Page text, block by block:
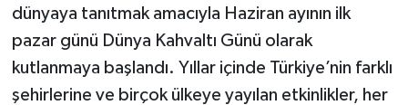
dünyaya tanıtmak amacıyla Haziran ayının ilk
pazar günü Dünya Kahvaltı Günü olarak
kutlanmaya başlandı. Yıllar içinde Türkiye’nin farklı
şehirlerine ve birçok ülkeye yayılan etkinlikler, her